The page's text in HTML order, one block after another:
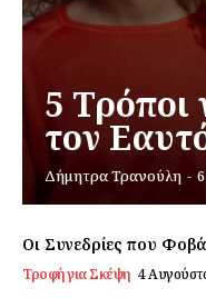
5 Τρόποι
τον
Δήμητρα Τρανούλη -
Οι Συνεδρίες που
Τροφή για Σκέψη 4